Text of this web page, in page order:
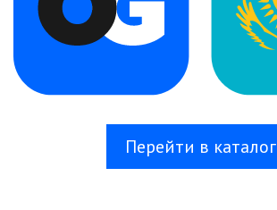
Перейти в каталог